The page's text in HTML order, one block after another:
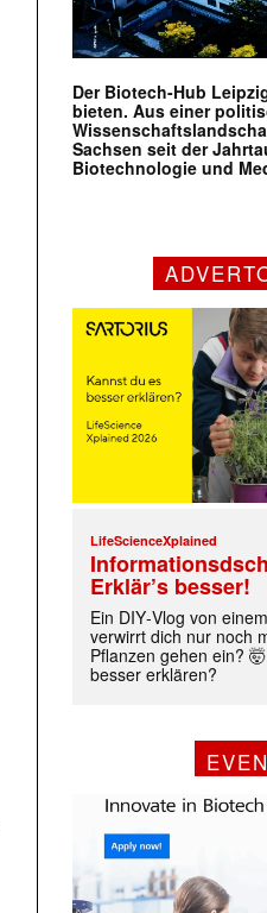
Der Biotech-Hub
bieten. Aus einer
Sachsen seit der
Biotechnologie und
LifeScienceXplained
Erklär’s besser!
Ein DIY‑Vlog von
verwirrt dich nur noch
Pflanzen gehen ein?
besser erklären?